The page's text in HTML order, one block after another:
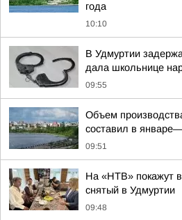
года
10:10
В Удмуртии
дала школьнице
09:55
Объем
составил в
09:51
На «НТВ» покажут
снятый в Удмуртии
09:48